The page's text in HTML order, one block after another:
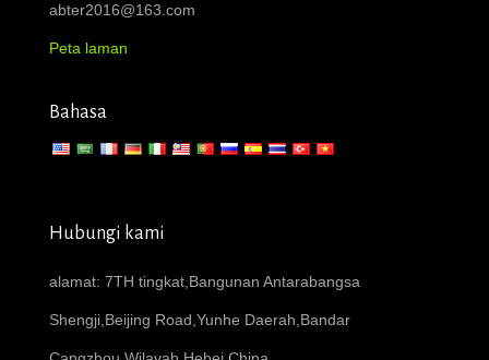
abter2016@163.com
Peta laman
Bahasa
Hubungi kami
alamat: 7TH tingkat,Bangunan Antarabangsa
Shengji,Beijing Road,Yunhe Daerah,Bandar